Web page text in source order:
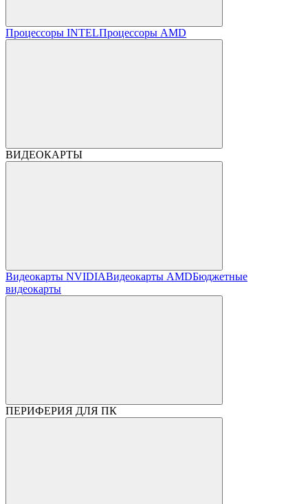
Процессоры INTELПроцессоры AMD
ВИДЕОКАРТЫ
Видеокарты NVIDIAВидеокарты AMDБюджетные
видеокарты
ПЕРИФЕРИЯ ДЛЯ ПК